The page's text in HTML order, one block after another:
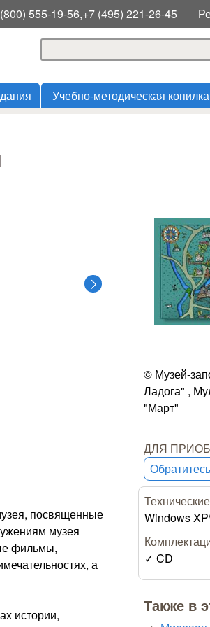
555-19-56,+7 (495) 221-26-45
Форма поиска
Учебно-методическая копилка
посвященные
музея
фильмы,
а
истории,
© Музей-
Ладога" ,
"Март"
ДЛЯ
Windows
CD
Также в